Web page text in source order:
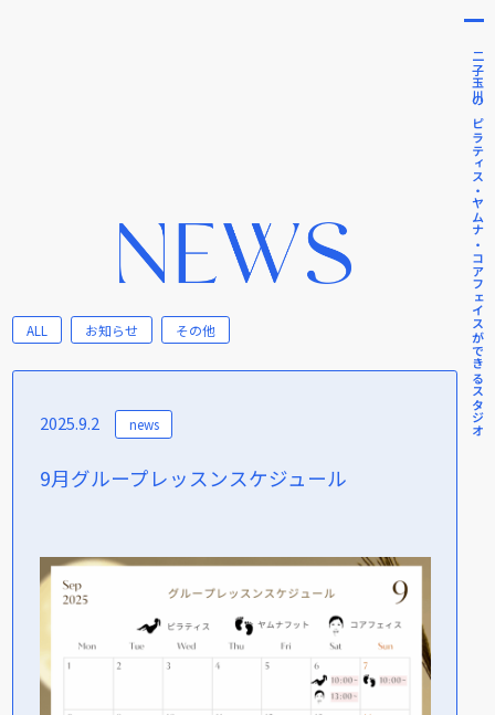
ALL お知らせ その他
2025.9.2 news
9月グループレッスンスケジュール
二子玉川のピラティス・ヤムナ・コアフェイスができるスタジオ